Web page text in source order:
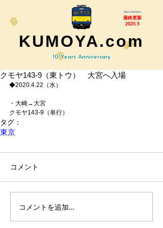
Since 2015.6.1
最終更新
2025.5
KUMOYA.com
10 Years Anniversary
クモヤ143-9（東トウ） 大宮へ入場
◆2020.4.22（水）
・大崎→大宮
クモヤ143-9（単行）
タグ：
東京
コメント
コメントを追加…